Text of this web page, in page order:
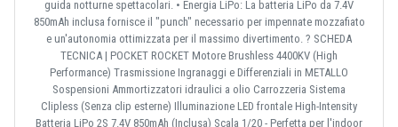
guida notturne spettacolari. • Energia LiPo: La batteria LiPo da 7.4V
850mAh inclusa fornisce il "punch" necessario per impennate mozzafiato
e un'autonomia ottimizzata per il massimo divertimento. ? SCHEDA
TECNICA | POCKET ROCKET Motore Brushless 4400KV (High
Performance) Trasmissione Ingranaggi e Differenziali in METALLO
Sospensioni Ammortizzatori idraulici a olio Carrozzeria Sistema
Clipless (Senza clip esterne) Illuminazione LED frontale High-Intensity
Batteria LiPo 2S 7.4V 850mAh (Inclusa) Scala 1/20 - Perfetta per l'indoor